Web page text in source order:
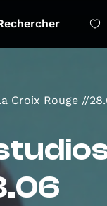
Croix Rouge //